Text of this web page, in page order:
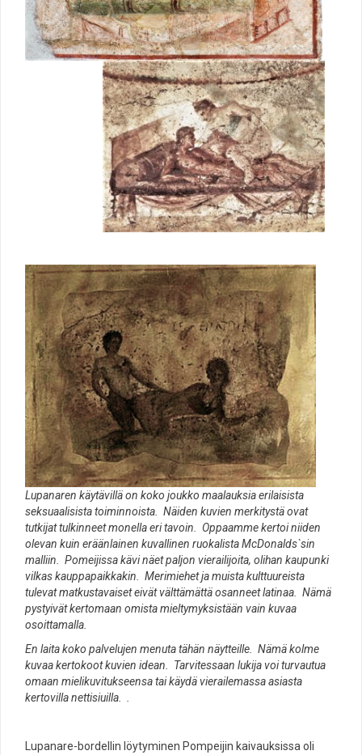
Lupanaren käytävillä on koko joukko maalauksia erilaisista
seksuaalisista toiminnoista. Näiden kuvien merkitystä ovat
tutkijat tulkinneet monella eri tavoin. Oppaamme kertoi niiden
olevan kuin eräänlainen kuvallinen ruokalista McDonalds`sin
malliin. Pomeijissa kävi näet paljon vierailijoita, olihan kaupunki
vilkas kauppapaikkakin. Merimiehet ja muista kulttuureista
tulevat matkustavaiset eivät välttämättä osanneet latinaa. Nämä
pystyivät kertomaan omista mieltymyksistään vain kuvaa
osoittamalla.
En laita koko palvelujen menuta tähän näytteille. Nämä kolme
kuvaa kertokoot kuvien idean. Tarvitessaan lukija voi turvautua
omaan mielikuvitukseensa tai käydä vierailemassa asiasta
kertovilla nettisiuilla. .
Lupanare-bordellin löytyminen Pompeijin kaivauksissa oli